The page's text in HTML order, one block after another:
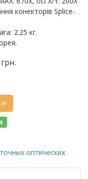
конекторів Splice-
2.25 кг.
оптических